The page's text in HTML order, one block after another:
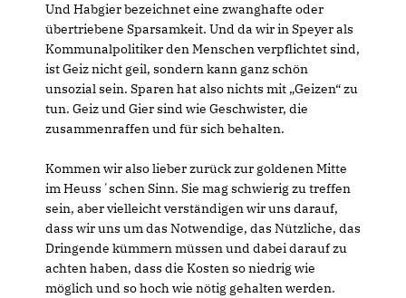
Und Habgier bezeichnet eine zwanghafte oder
übertriebene Sparsamkeit. Und da wir in Speyer als
Kommunalpolitiker den Menschen verpflichtet sind,
ist Geiz nicht geil, sondern kann ganz schön
unsozial sein. Sparen hat also nichts mit „Geizen“ zu
tun. Geiz und Gier sind wie Geschwister, die
zusammenraffen und für sich behalten.
Kommen wir also lieber zurück zur goldenen Mitte
im Heuss´schen Sinn. Sie mag schwierig zu treffen
sein, aber vielleicht verständigen wir uns darauf,
dass wir uns um das Notwendige, das Nützliche, das
Dringende kümmern müssen und dabei darauf zu
achten haben, dass die Kosten so niedrig wie
möglich und so hoch wie nötig gehalten werden.